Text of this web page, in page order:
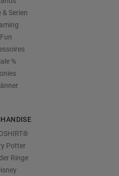
& Serien
Fun
%
Potter
Ringe